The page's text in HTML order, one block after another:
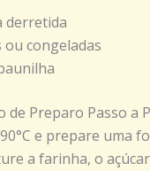
derretida
congeladas
Preparo Passo a
e prepare uma
a farinha, o